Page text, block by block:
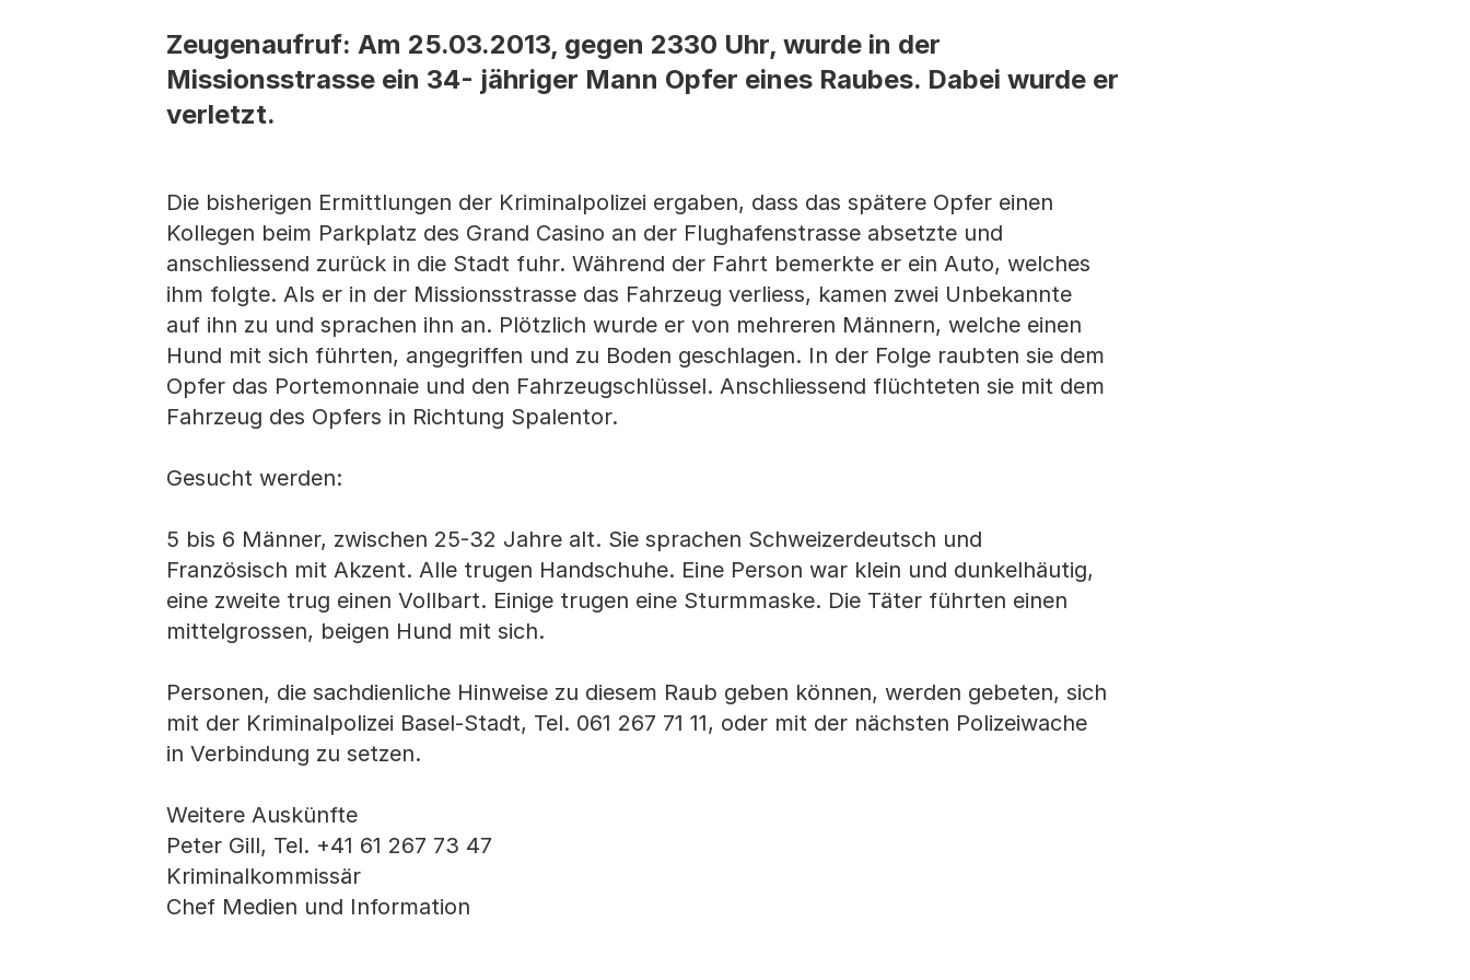
Zeugenaufruf: Am 25.03.2013, gegen 2330 Uhr, wurde in der
Missionsstrasse ein 34- jähriger Mann Opfer eines Raubes. Dabei wurde er
verletzt.
Die bisherigen Ermittlungen der Kriminalpolizei ergaben, dass das spätere Opfer einen
Kollegen beim Parkplatz des Grand Casino an der Flughafenstrasse absetzte und
anschliessend zurück in die Stadt fuhr. Während der Fahrt bemerkte er ein Auto, welches
ihm folgte. Als er in der Missionsstrasse das Fahrzeug verliess, kamen zwei Unbekannte
auf ihn zu und sprachen ihn an. Plötzlich wurde er von mehreren Männern, welche einen
Hund mit sich führten, angegriffen und zu Boden geschlagen. In der Folge raubten sie dem
Opfer das Portemonnaie und den Fahrzeugschlüssel. Anschliessend flüchteten sie mit dem
Fahrzeug des Opfers in Richtung Spalentor.
Gesucht werden:
5 bis 6 Männer, zwischen 25-32 Jahre alt. Sie sprachen Schweizerdeutsch und
Französisch mit Akzent. Alle trugen Handschuhe. Eine Person war klein und dunkelhäutig,
eine zweite trug einen Vollbart. Einige trugen eine Sturmmaske. Die Täter führten einen
mittelgrossen, beigen Hund mit sich.
Personen, die sachdienliche Hinweise zu diesem Raub geben können, werden gebeten, sich
mit der Kriminalpolizei Basel-Stadt, Tel. 061 267 71 11, oder mit der nächsten Polizeiwache
in Verbindung zu setzen.
Weitere Auskünfte
Peter Gill, Tel. +41 61 267 73 47
Kriminalkommissär
Chef Medien und Information